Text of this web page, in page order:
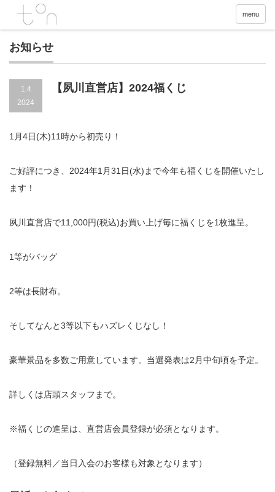
menu
お知らせ
1.4
2024
【夙川直営店】2024福くじ
1月4日(木)11時から初売り！
ご好評につき、2024年1月31日(水)まで今年も福くじを開催いたし
ます！
夙川直営店で11,000円(税込)お買い上げ毎に福くじを1枚進呈。
1等がバッグ
2等は長財布。
そしてなんと3等以下もハズレくじなし！
豪華景品を多数ご用意しています。当選発表は2月中旬頃を予定。
詳しくは店頭スタッフまで。
※福くじの進呈は、直営店会員登録が必須となります。
（登録無料／当日入会のお客様も対象となります）